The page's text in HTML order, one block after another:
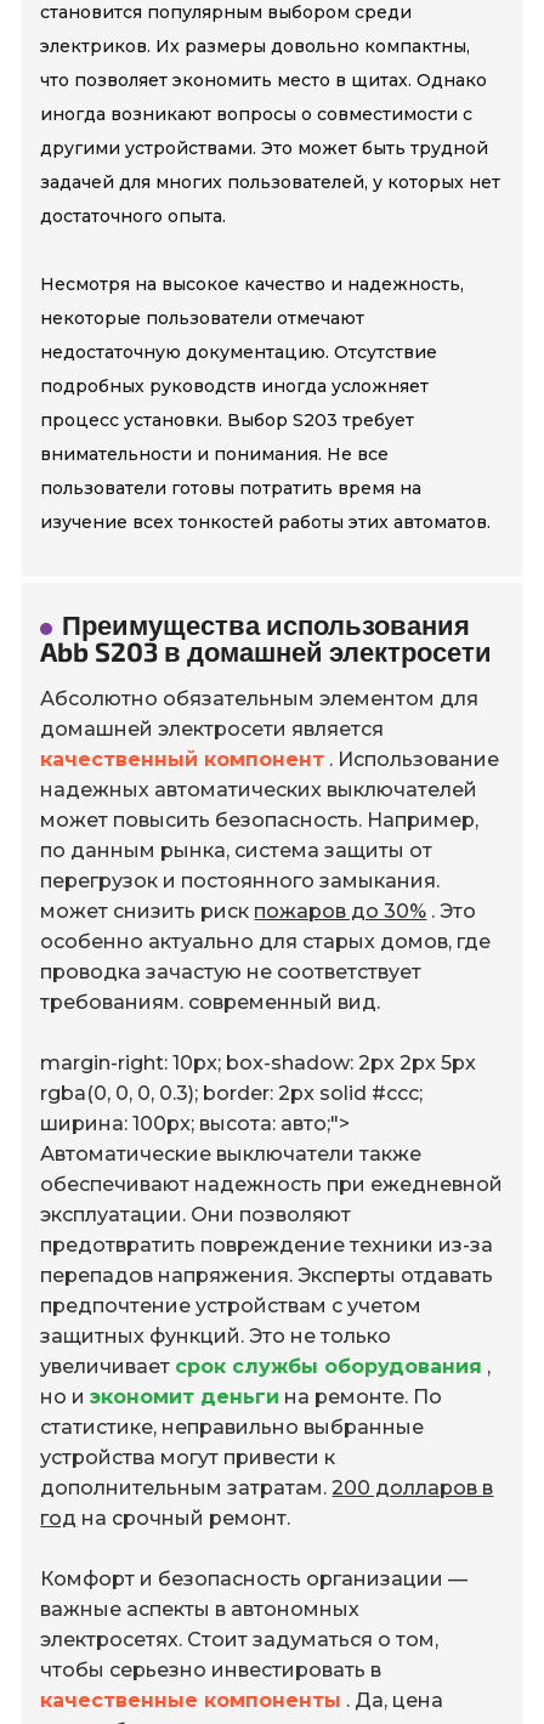
становится популярным выбором среди
электриков. Их размеры довольно компактны,
что позволяет экономить место в щитах. Однако
иногда возникают вопросы о совместимости с
другими устройствами. Это может быть трудной
задачей для многих пользователей, у которых нет
достаточного опыта.
Несмотря на высокое качество и надежность,
некоторые пользователи отмечают
недостаточную документацию. Отсутствие
подробных руководств иногда усложняет
процесс установки. Выбор S203 требует
внимательности и понимания. Не все
пользователи готовы потратить время на
изучение всех тонкостей работы этих автоматов.
Преимущества использования
Abb S203 в домашней электросети
Абсолютно обязательным элементом для
домашней электросети является
качественный компонент . Использование
надежных автоматических выключателей
может повысить безопасность. Например,
по данным рынка, система защиты от
перегрузок и постоянного замыкания.
может снизить риск пожаров до 30% . Это
особенно актуально для старых домов, где
проводка зачастую не соответствует
требованиям. современный вид.
margin-right: 10px; box-shadow: 2px 2px 5px
rgba(0, 0, 0, 0.3); border: 2px solid #ccc;
ширина: 100px; высота: авто;">
Автоматические выключатели также
обеспечивают надежность при ежедневной
эксплуатации. Они позволяют
предотвратить повреждение техники из-за
перепадов напряжения. Эксперты отдавать
предпочтение устройствам с учетом
защитных функций. Это не только
увеличивает срок службы оборудования ,
но иэкономит деньги на ремонте. По
статистике, неправильно выбранные
устройства могут привести к
дополнительным затратам.200 долларов в
год на срочный ремонт.
Комфорт и безопасность организации —
важные аспекты в автономных
электросетях. Стоит задуматься о том,
чтобы серьезно инвестировать в
качественные компоненты . Да, цена